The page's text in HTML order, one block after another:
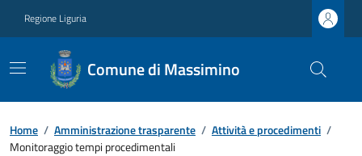
Regione Liguria
Comune di Massimino
Home / Amministrazione trasparente / Attività e procedimenti /
Monitoraggio tempi procedimentali